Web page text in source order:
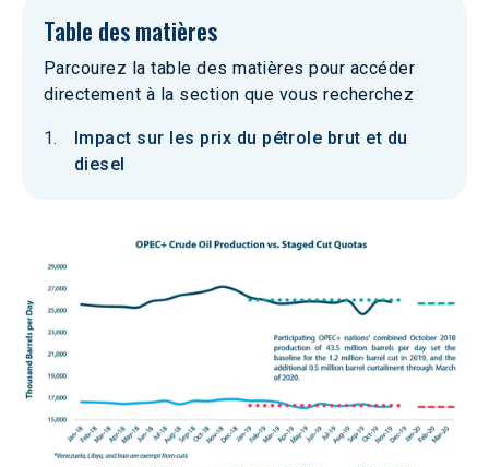
Table des matières
Parcourez la table des matières pour accéder
directement à la section que vous recherchez
Impact sur les prix du pétrole brut et du
diesel